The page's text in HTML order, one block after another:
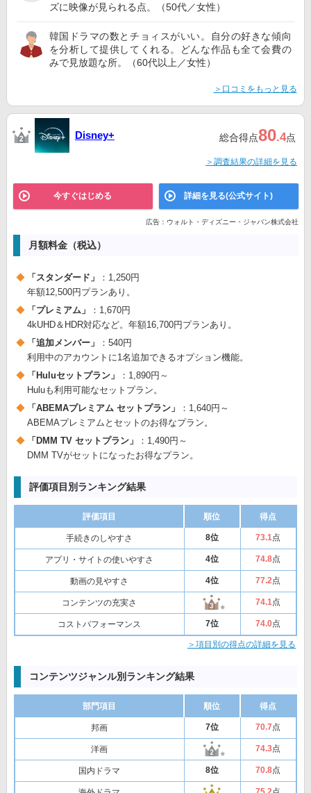
ズに映像が見られる点。（50代／女性）
韓国ドラマの数とチョィスがいい。自分の好きな傾向
を分析して提供してくれる。どんな作品も全て会費の
みで見放題な所。（60代以上／女性）
＞口コミをもっと見る
Disney+ 総合得点80.4点
＞調査結果の詳細を見る
今すぐはじめる 詳細を見る(公式サイト)
広告：ウォルト・ディズニー・ジャパン株式会社
月額料金（税込）
「スタンダード」
：1,250円
年額12,500円プランあり。
「プレミアム」
：1,670円
4kUHD＆HDR対応など。年額16,700円プランあり。
「追加メンバー」
：540円
利用中のアカウントに1名追加できるオプション機能。
「Huluセットプラン」
：1,890円～
Huluも利用可能なセットプラン。
「ABEMAプレミアム セットプラン」
：1,640円～
ABEMAプレミアムとセットのお得なプラン。
「DMM TV セットプラン」
：1,490円～
DMM TVがセットになったお得なプラン。
評価項目別ランキング結果
評価項目 順位 得点
手続きのしやすさ 8位 73.1点
アプリ・サイトの使いやすさ 4位 74.8点
動画の見やすさ 4位 77.2点
コンテンツの充実さ 74.1点
コストパフォーマンス 7位 74.0点
＞項目別の得点の詳細を見る
コンテンツジャンル別ランキング結果
部門項目 順位 得点
邦画 7位 70.7点
洋画 74.3点
国内ドラマ 8位 70.8点